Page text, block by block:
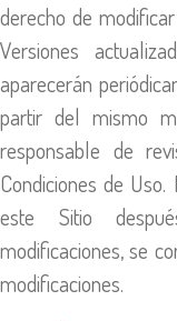
derecho de
Versiones
aparecerán
partir del mismo
responsable de
Condiciones de
este Sitio
modificaciones, se
modificaciones.